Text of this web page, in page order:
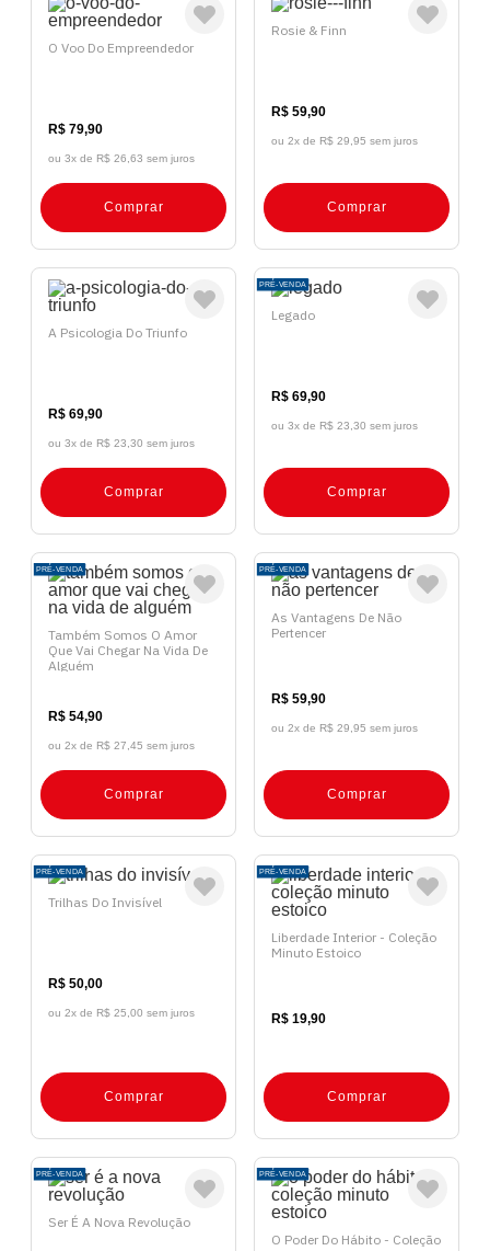
O Voo Do Empreendedor
R$ 79,90
ou 3x de R$ 26,63 sem juros
Comprar
Rosie & Finn
R$ 59,90
ou 2x de R$ 29,95 sem juros
Comprar
A Psicologia Do Triunfo
R$ 69,90
ou 3x de R$ 23,30 sem juros
Comprar
PRÉ-VENDA
Legado
R$ 69,90
ou 3x de R$ 23,30 sem juros
Comprar
PRÉ-VENDA
Também Somos O Amor
Que Vai Chegar Na Vida De
Alguém
R$ 54,90
ou 2x de R$ 27,45 sem juros
Comprar
PRÉ-VENDA
As Vantagens De Não
Pertencer
R$ 59,90
ou 2x de R$ 29,95 sem juros
Comprar
PRÉ-VENDA
Trilhas Do Invisível
R$ 50,00
ou 2x de R$ 25,00 sem juros
Comprar
PRÉ-VENDA
Liberdade Interior - Coleção
Minuto Estoico
R$ 19,90
Comprar
PRÉ-VENDA
Ser É A Nova Revolução
PRÉ-VENDA
O Poder Do Hábito - Coleção